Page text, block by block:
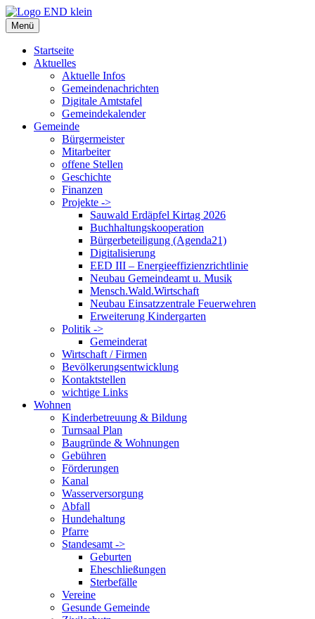
Zum
Inhalt
springen
Menü
Startseite
Aktuelles
Aktuelle Infos
Gemeindenachrichten
Digitale Amtstafel
Gemeindekalender
Gemeinde
Bürgermeister
Mitarbeiter
offene Stellen
Geschichte
Finanzen
Projekte ->
Sauwald Erdäpfel Kirtag 2026
Buchhaltungskooperation
Bürgerbeteiligung (Agenda21)
Digitalisierung
EED III – Energieeffizienzrichtlinie
Neubau Gemeindeamt u. Musik
Mensch.Wald.Wirtschaft
Neubau Einsatzzentrale Feuerwehren
Erweiterung Kindergarten
Politik ->
Gemeinderat
Wirtschaft / Firmen
Bevölkerungsentwicklung
Kontaktstellen
wichtige Links
Wohnen
Kinderbetreuung & Bildung
Turnsaal Plan
Baugründe & Wohnungen
Gebühren
Förderungen
Kanal
Wasserversorgung
Abfall
Hundehaltung
Pfarre
Standesamt ->
Geburten
Eheschließungen
Sterbefälle
Vereine
Gesunde Gemeinde